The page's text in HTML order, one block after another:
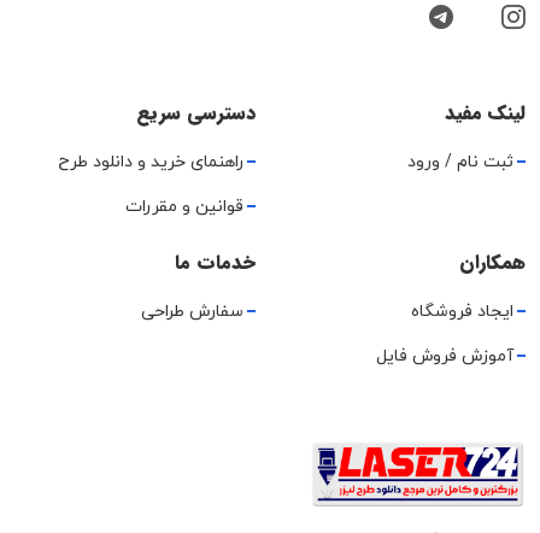
لینک مفید
ثبت نام / ورود
دسترسی سریع
راهنمای خرید و دانلود طرح
قوانین و مقررات
همکاران
ایجاد فروشگاه
آموزش فروش فایل
خدمات ما
سفارش طراحی